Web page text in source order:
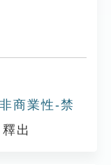
商業性-禁
釋出